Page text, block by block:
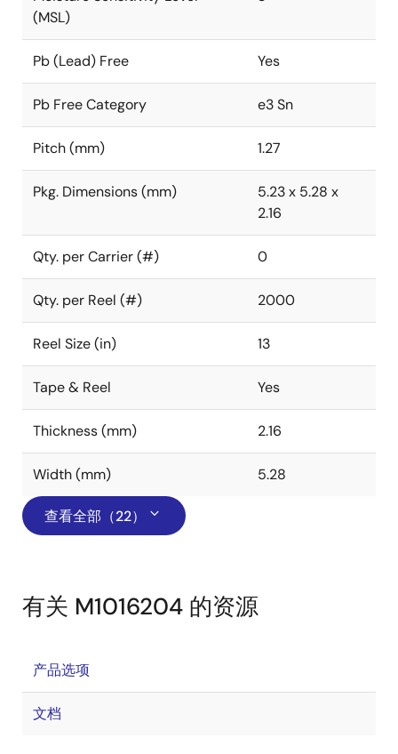
(MSL)
Pb (Lead) Free Yes
Pb Free Category e3 Sn
Pitch (mm) 1.27
Pkg. Dimensions (mm)
5.23 x 5.28 x
2.16
Qty. per Carrier (#) 0
Qty. per Reel (#) 2000
Reel Size (in) 13
Tape & Reel Yes
Thickness (mm) 2.16
Width (mm) 5.28
查看全部（22）
有关 M1016204 的资源
产品选项
文档